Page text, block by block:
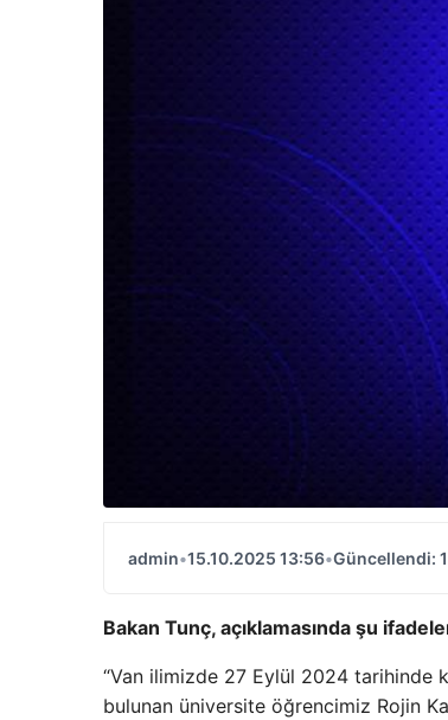
admin•15.10.2025 13:56•Güncellendi:
Bakan Tunç, açıklamasında şu
“Van ilimizde 27 Eylül 2024 tarihinde
bulunan üniversite öğrencimiz Rojin